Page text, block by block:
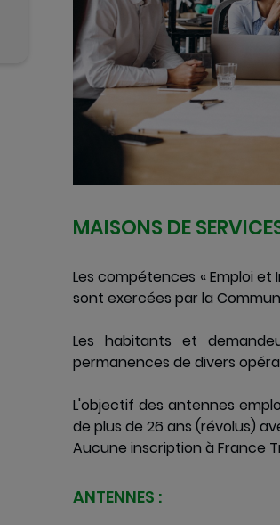
MAISONS DE
Les compétences « Emploi et
sont exercées par la
Les habitants et
permanences de divers
L'objectif des antennes
de plus de 26 ans (révolus)
Aucune inscription à France
ANTENNES :